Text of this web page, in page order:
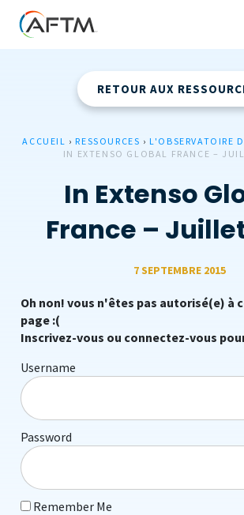
RETOUR AUX
ACCUEIL ›RESSOURCES ›L'OBSERVATOIRE
IN EXTENSO GLOBAL FRANCE –
In Extenso
France –
7 SEPTEMBRE 2015
Oh non! vous n'êtes pas autorisé(e) à
page :(
Inscrivez-vous ou connectez-vous
Username
Password
Remember Me